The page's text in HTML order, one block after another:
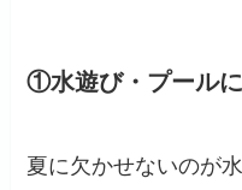
①水遊び・プール
夏に欠かせないのが